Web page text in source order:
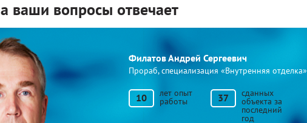
ваши вопросы отвечает
Филатов Андрей Сергеевич
Прораб, специализация «Внутренняя отделка»
10
лет опыт
работы
37
сданных
объекта за
последний
год